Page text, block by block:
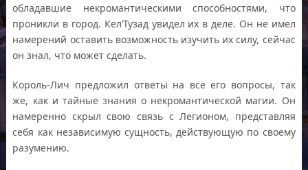
обладавшие некромантическими способностями, что
проникли в город. Кел’Тузад увидел их в деле. Он не имел
намерений оставить возможность изучить их силу, сейчас
он знал, что может сделать.
Король-Лич предложил ответы на все его вопросы, так
же, как и тайные знания о некромантической магии. Он
намеренно скрыл свою связь с Легионом, представляя
себя как независимую сущность, действующую по своему
разумению.